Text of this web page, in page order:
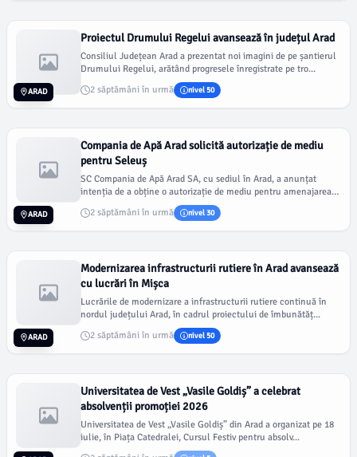
Proiectul Drumului Regelui avansează în județul Arad
Consiliul Județean Arad a prezentat noi imagini de pe șantierul
Drumului Regelui, arătând progresele înregistrate pe tro...
2 săptămâni în urmă
nivel 50
ARAD
Compania de Apă Arad solicită autorizație de mediu
pentru Seleuș
SC Compania de Apă Arad SA, cu sediul în Arad, a anunțat
intenția de a obține o autorizație de mediu pentru amenajarea
2 săptămâni în urmă nivel 30
ARAD
Modernizarea infrastructurii rutiere în Arad avansează
cu lucrări în Mișca
Lucrările de modernizare a infrastructurii rutiere continuă în
nordul județului Arad, în cadrul proiectului de îmbunătăț...
2 săptămâni în urmă
nivel 50
ARAD
Universitatea de Vest „Vasile Goldiș” a celebrat
absolvenții promoției 2026
Universitatea de Vest „Vasile Goldiș” din Arad a organizat pe 18
iulie, în Piața Catedralei, Cursul Festiv pentru absolv...